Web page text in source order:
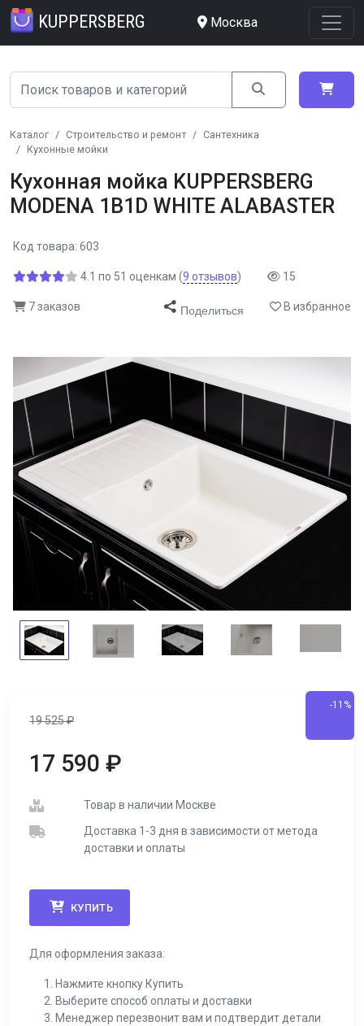
KUPPERSBERG Москва
Каталог Строительство и ремонт
Сантехника
Кухонные мойки
Кухонная мойка KUPPERSBERG
MODENA 1B1D WHITE ALABASTER
Код товара: 603
4.1 по 51 оценкам (9 отзывов) 15
7 заказов Поделиться В избранное
19 525₽
-11%
17 590 ₽
Товар в наличии Москве
Доставка 1-3 дня в зависимости от метода
доставки и оплаты
КУПИТЬ
Для оформления заказа:
Нажмите кнопку Купить
Выберите способ оплаты и доставки
Менеджер перезвонит вам и подтвердит детали